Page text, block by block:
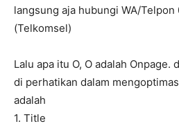
langsung aja hubungi WA/
(Telkomsel)
Lalu apa itu O, O adalah Onpage.
di perhatikan dalam
adalah
1. Title